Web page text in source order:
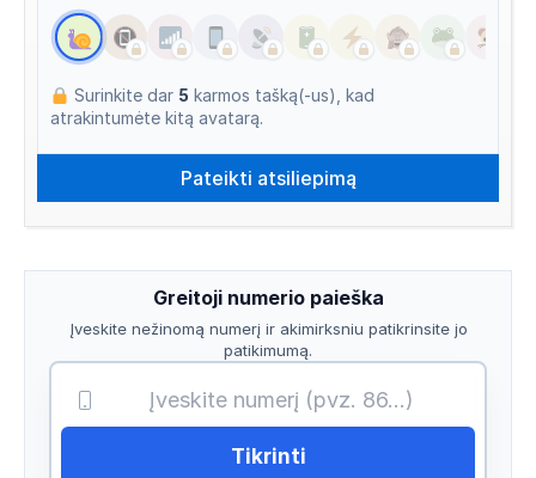
Surinkite dar 5 karmos tašką(-us), kad
atrakintumėte kitą avatarą.
Greitoji numerio paieška
Įveskite nežinomą numerį ir akimirksniu patikrinsite jo
patikimumą.
Tikrinti